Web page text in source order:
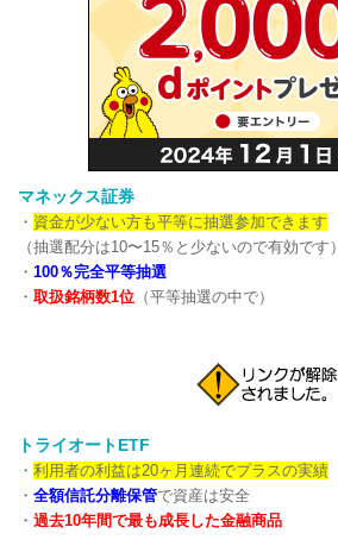
マネックス証券
・ 資金が少ない方も平等に抽選参加できます
（抽選配分は10〜15％と少ないので有効です）
・ 100％完全平等抽選
・ 取扱銘柄数1位 （平等抽選の中で）
トライオートETF
・ 利用者の利益は20ヶ月連続でプラスの実績
・ 全額信託分離保管で資産は安全
・ 過去10年間で最も成長した金融商品